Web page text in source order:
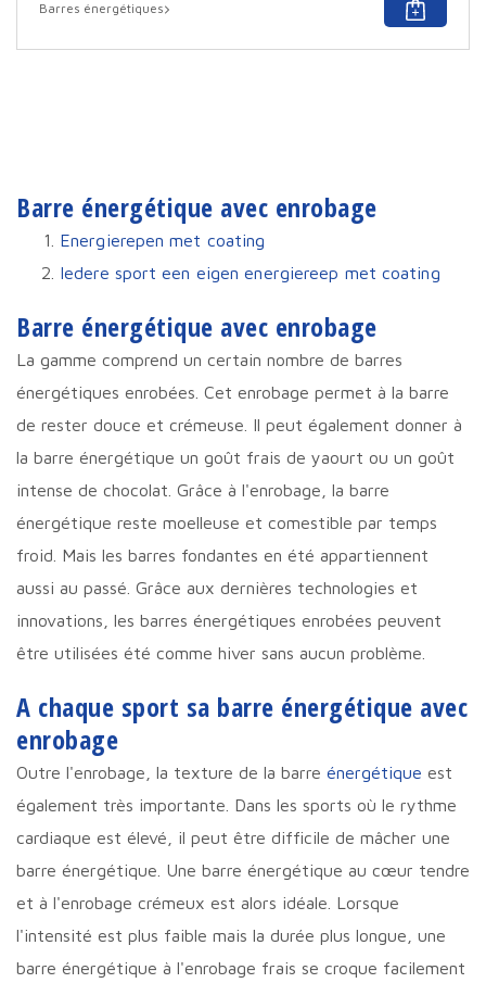
Barres énergétiques
Barre énergétique avec enrobage
Energierepen met coating
Iedere sport een eigen energiereep met coating
Barre énergétique avec enrobage
La gamme comprend un certain nombre de barres
énergétiques enrobées. Cet enrobage permet à la barre
de rester douce et crémeuse. Il peut également donner à
la barre énergétique un goût frais de yaourt ou un goût
intense de chocolat. Grâce à l'enrobage, la barre
énergétique reste moelleuse et comestible par temps
froid. Mais les barres fondantes en été appartiennent
aussi au passé. Grâce aux dernières technologies et
innovations, les barres énergétiques enrobées peuvent
être utilisées été comme hiver sans aucun problème.
A chaque sport sa barre énergétique avec
enrobage
Outre l'enrobage, la texture de la barre énergétique est
également très importante. Dans les sports où le rythme
cardiaque est élevé, il peut être difficile de mâcher une
barre énergétique. Une barre énergétique au cœur tendre
et à l'enrobage crémeux est alors idéale. Lorsque
l'intensité est plus faible mais la durée plus longue, une
barre énergétique à l'enrobage frais se croque facilement